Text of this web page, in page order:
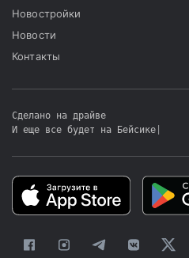
Новостройки
Новости
Контакты
Сделано на драйве
И еще все будет на Бейсике